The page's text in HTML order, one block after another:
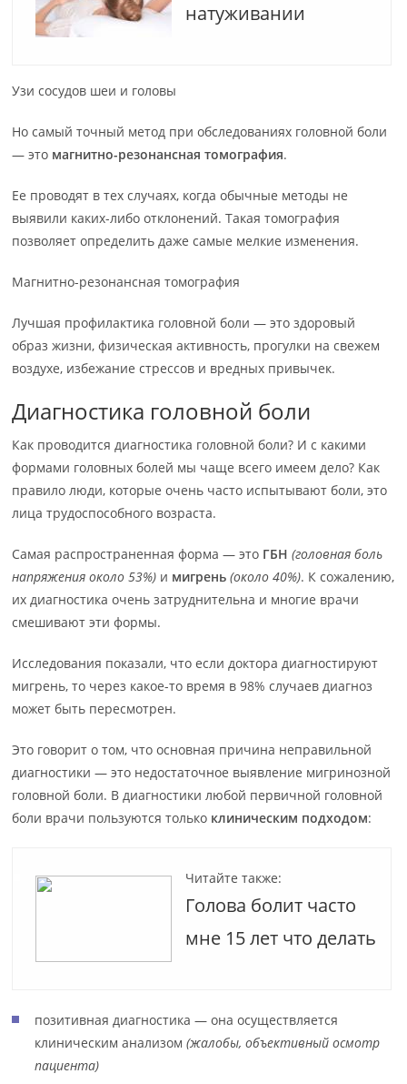
натуживании
Узи сосудов шеи и головы
Но самый точный метод при обследованиях головной боли
— это магнитно-резонансная томография.
Ее проводят в тех случаях, когда обычные методы не
выявили каких-либо отклонений. Такая томография
позволяет определить даже самые мелкие изменения.
Магнитно-резонансная томография
Лучшая профилактика головной боли — это здоровый
образ жизни, физическая активность, прогулки на свежем
воздухе, избежание стрессов и вредных привычек.
Диагностика головной боли
Как проводится диагностика головной боли? И с какими
формами головных болей мы чаще всего имеем дело? Как
правило люди, которые очень часто испытывают боли, это
лица трудоспособного возраста.
Самая распространенная форма — это ГБН (головная боль
напряжения около 53%) и мигрень (около 40%). К сожалению,
их диагностика очень затруднительна и многие врачи
смешивают эти формы.
Исследования показали, что если доктора диагностируют
мигрень, то через какое-то время в 98% случаев диагноз
может быть пересмотрен.
Это говорит о том, что основная причина неправильной
диагностики — это недостаточное выявление мигринозной
головной боли. В диагностики любой первичной головной
боли врачи пользуются только клиническим подходом:
Читайте также:
Голова болит часто
мне 15 лет что делать
позитивная диагностика — она осуществляется
клиническим анализом(жалобы, объективный осмотр
пациента)